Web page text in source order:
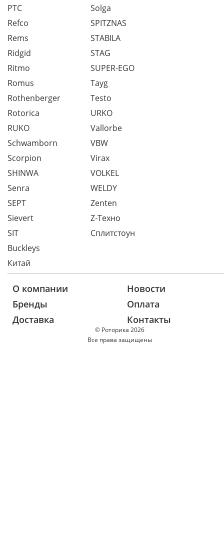
PTC
Refco
Rems
Ridgid
Ritmo
Romus
Rothenberger
Rotorica
RUKO
Schwamborn
Scorpion
SHINWA
Senra
SEPT
Sievert
SIT
Solga
SPITZNAS
STABILA
STAG
SUPER-EGO
Tayg
Testo
URKO
Vallorbe
VBW
Virax
VOLKEL
WELDY
Zenten
Z-Техно
Сплитстоун
Buckleys
Китай
© Роторика 2026
Все права защищены
О компании
Новости
Бренды
Оплата
Доставка
Контакты